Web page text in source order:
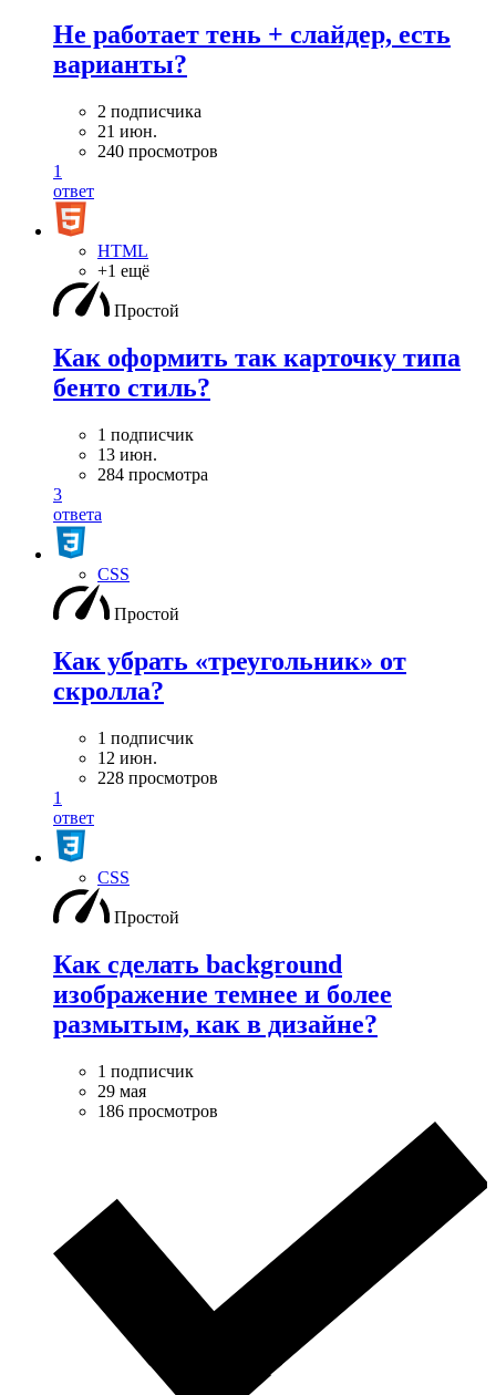
Не работает тень + слайдер, есть
варианты?
2 подписчика
21 июн.
240 просмотров
1
ответ
HTML
+1 ещё
Простой
Как оформить так карточку типа
бенто стиль?
1 подписчик
13 июн.
284 просмотра
3
ответа
CSS
Простой
Как убрать «треугольник» от
скролла?
1 подписчик
12 июн.
228 просмотров
1
ответ
CSS
Простой
Как сделать background
изображение темнее и более
размытым, как в дизайне?
1 подписчик
29 мая
186 просмотров